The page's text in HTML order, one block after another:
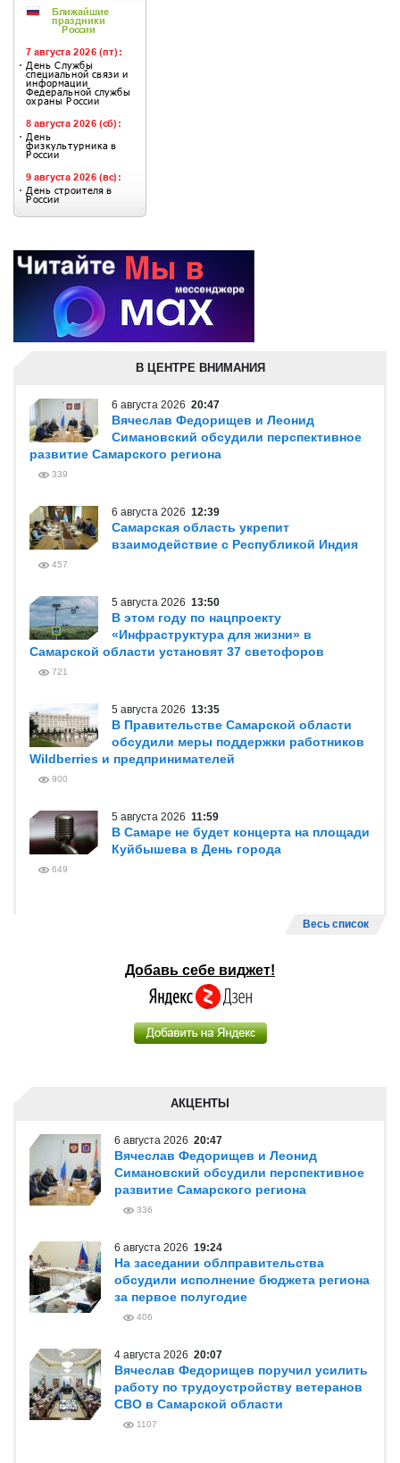
В ЦЕНТРЕ ВНИМАНИЯ
6 августа 2026 20:47
Вячеслав Федорищев и Леонид
Симановский обсудили перспективное
развитие Самарского региона
339
6 августа 2026 12:39
Самарская область укрепит
взаимодействие с Республикой Индия
457
5 августа 2026 13:50
В этом году по нацпроекту
«Инфраструктура для жизни» в
Самарской области установят 37 светофоров
721
5 августа 2026 13:35
В Правительстве Самарской области
обсудили меры поддержки работников
Wildberries и предпринимателей
900
5 августа 2026 11:59
В Самаре не будет концерта на площади
Куйбышева в День города
649
Весь список
Добавь себе виджет!
АКЦЕНТЫ
6 августа 2026 20:47
Вячеслав Федорищев и Леонид
Симановский обсудили перспективное
развитие Самарского региона
336
6 августа 2026 19:24
На заседании облправительства
обсудили исполнение бюджета региона
за первое полугодие
406
4 августа 2026 20:07
Вячеслав Федорищев поручил усилить
работу по трудоустройству ветеранов
СВО в Самарской области
1107